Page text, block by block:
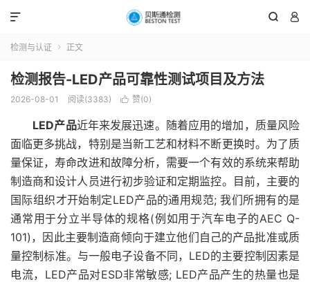
 

检测与认证  正文
检测报告-LED产品可靠性测试项目及方法
2026-08-01 阅读(3383)  赞(0)
LED产品近年来发展迅速。随着应用的增加，质量风险
面临更多挑战，特别是当新工艺和材料不断更换时。为了质
量保证，寿命改进和故障分析，需要一个有效的系统来帮助
制造商和设计人员进行初步验证和定期监控。目前，主要的
国际组织才开始制定LED产品的通用规范; 我们所拥有的是
通常用于分立半导体的规格(例如用于汽车电子的AEC Q-
101)，因此主要制造商倾向于建立他们自己的产品批准或质
量控制标准。与一般电子设备不同，LED的主要控制因素是
电流，LED产品对ESD非常敏感; LED产品产生的热量也是